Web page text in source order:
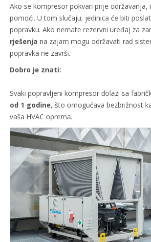
Ako se kompresor pokvari prije održavanja,
pomoći. U tom slučaju, jedinica će biti
popravku. Ako nemate rezervni uređaj za
rješenja na zajam mogu održavati rad
popravka ne završi.
Dobro je znati:
Svaki popravljeni kompresor dolazi sa
od 1 godine, što omogućava bezbrižnost
vaša HVAC oprema.